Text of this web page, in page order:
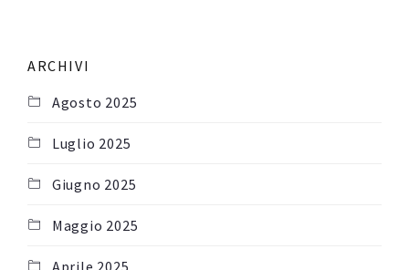
ARCHIVI
Agosto 2025
Luglio 2025
Giugno 2025
Maggio 2025